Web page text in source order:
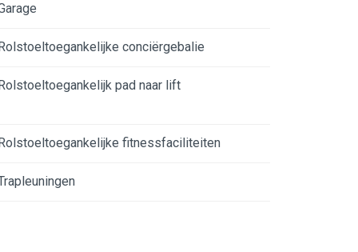
conciërgebalie
pad naar lift
fitnessfaciliteiten